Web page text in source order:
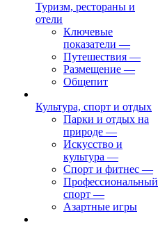
Туризм, рестораны и
отели
Ключевые
показатели —
Путешествия —
Размещение —
Общепит
Культура, спорт и отдых
Парки и отдых на
природе —
Искусство и
культура —
Спорт и фитнес —
Профессиональный
спорт —
Азартные игры